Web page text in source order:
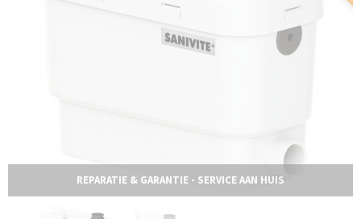
REPARATIE & GARANTIE - SERVICE AAN HUIS